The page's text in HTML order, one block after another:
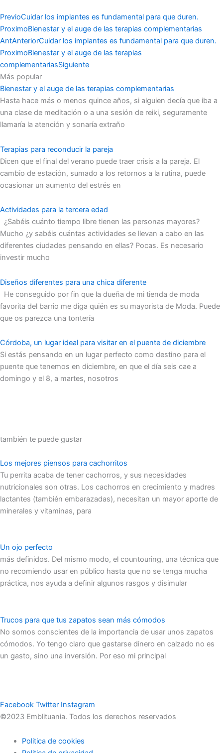
PrevioCuidar los implantes es fundamental para que duren.
ProximoBienestar y el auge de las terapias complementarias
AntAnteriorCuidar los implantes es fundamental para que duren.
ProximoBienestar y el auge de las terapias
complementariasSiguiente
Más popular
Bienestar y el auge de las terapias complementarias
Hasta hace más o menos quince años, si alguien decía que iba a
una clase de meditación o a una sesión de reiki, seguramente
llamaría la atención y sonaría extraño
Terapias para reconducir la pareja
Dicen que el final del verano puede traer crisis a la pareja. El
cambio de estación, sumado a los retornos a la rutina, puede
ocasionar un aumento del estrés en
Actividades para la tercera edad
¿Sabéis cuánto tiempo libre tienen las personas mayores?
Mucho ¿y sabéis cuántas actividades se llevan a cabo en las
diferentes ciudades pensando en ellas? Pocas. Es necesario
investir mucho
Diseños diferentes para una chica diferente
He conseguido por fin que la dueña de mi tienda de moda
favorita del barrio me diga quién es su mayorista de Moda. Puede
que os parezca una tontería
Córdoba, un lugar ideal para visitar en el puente de diciembre
Si estás pensando en un lugar perfecto como destino para el
puente que tenemos en diciembre, en que el día seis cae a
domingo y el 8, a martes, nosotros
también te puede gustar
Los mejores piensos para cachorritos
Tu perrita acaba de tener cachorros, y sus necesidades
nutricionales son otras. Los cachorros en crecimiento y madres
lactantes (también embarazadas), necesitan un mayor aporte de
minerales y vitaminas, para
Un ojo perfecto
más definidos. Del mismo modo, el countouring, una técnica que
no recomiendo usar en público hasta que no se tenga mucha
práctica, nos ayuda a definir algunos rasgos y disimular
Trucos para que tus zapatos sean más cómodos
No somos conscientes de la importancia de usar unos zapatos
cómodos. Yo tengo claro que gastarse dinero en calzado no es
un gasto, sino una inversión. Por eso mi principal
Facebook Twitter Instagram
©2023 Emblituania. Todos los derechos reservados
Politica de cookies